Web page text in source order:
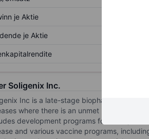
je Aktie
je Aktie
Soligenix Inc.
Inc is a late-stage
where there is an unmet medical
development programs for RiVax, a
and various vaccine programs,